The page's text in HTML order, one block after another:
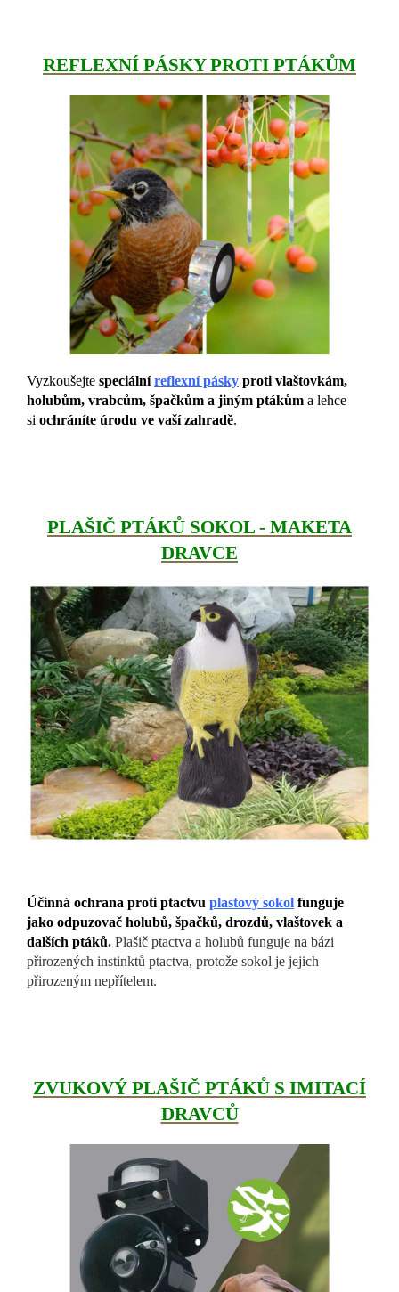
REFLEXNÍ PÁSKY PROTI PTÁKŮM
Vyzkoušejte speciální reflexní pásky proti vlaštovkám,
holubům, vrabcům, špačkům a jiným ptákům a lehce
si ochráníte úrodu ve vaší zahradě.
PLAŠIČ PTÁKŮ SOKOL - MAKETA
DRAVCE
Účinná ochrana proti ptactvu plastový sokol funguje
jako odpuzovač holubů, špačků, drozdů, vlaštovek a
dalších ptáků. Plašič ptactva a holubů funguje na bázi
přirozených instinktů ptactva, protože sokol je jejich
přirozeným nepřítelem.
ZVUKOVÝ PLAŠIČ PTÁKŮ S IMITACÍ
DRAVCŮ